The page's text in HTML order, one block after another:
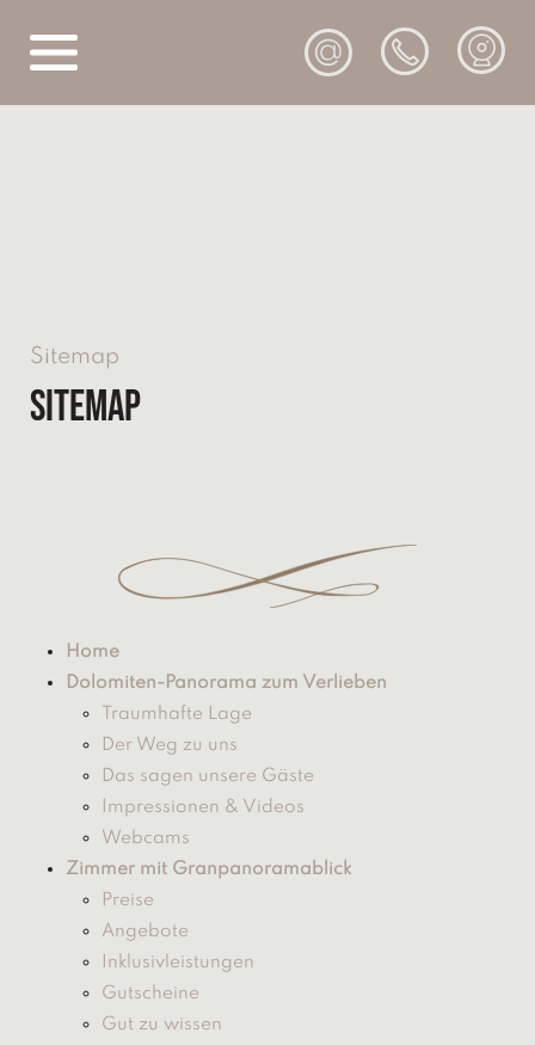
@
Sitemap
Sitemap
Home
Dolomiten-Panorama zum Verlieben
Traumhafte Lage
Der Weg zu uns
Das sagen unsere Gäste
Impressionen & Videos
Webcams
Zimmer mit Granpanoramablick
Preise
Angebote
Inklusivleistungen
Gutscheine
Gut zu wissen